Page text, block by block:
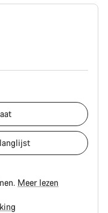
Meer lezen